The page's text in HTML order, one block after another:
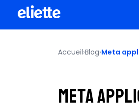
Accueil›Blog›Meta
Meta